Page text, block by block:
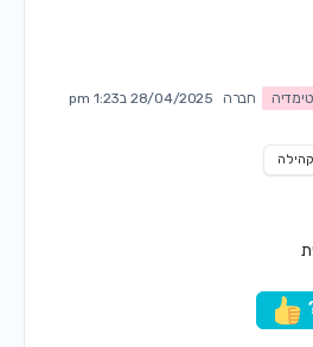
חברה 28/04/2025 ב1:23 pm